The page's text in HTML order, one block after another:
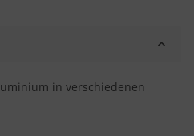
in verschiedenen